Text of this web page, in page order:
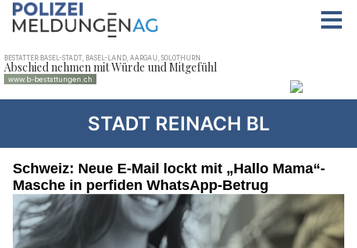
STADT REINACH BL
Schweiz: Neue E-Mail lockt mit „Hallo Mama“-
Masche in perfiden WhatsApp-Betrug